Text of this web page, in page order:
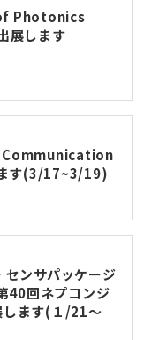
Photonics
展します
す(3/17~3/19)
ンサパッケージ
40回ネプコンジ
します(１/21～